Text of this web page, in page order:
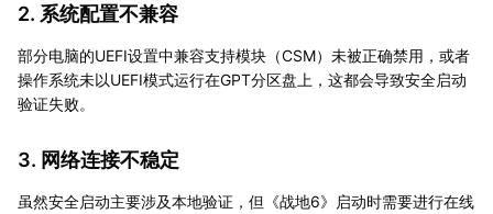
2. 系统配置不兼容
部分电脑的UEFI设置中兼容支持模块（CSM）未被正确禁用，或者
操作系统未以UEFI模式运行在GPT分区盘上，这都会导致安全启动
验证失败。
3. 网络连接不稳定
虽然安全启动主要涉及本地验证，但《战地6》启动时需要进行在线